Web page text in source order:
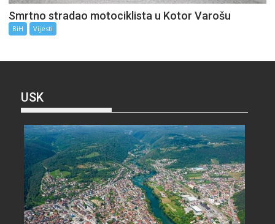
Smrtno stradao motociklista u Kotor Varošu
BiH Vijesti
USK